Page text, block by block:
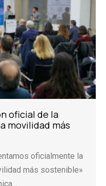
oficial de la
movilidad más
oficialmente la
más sostenible»